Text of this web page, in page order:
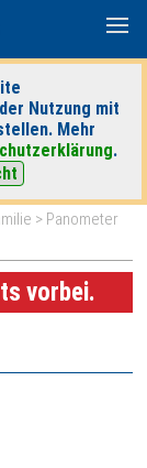
Nutzung mit
Mehr
.
| Detaillierte Suche
> Panometer
vorbei.